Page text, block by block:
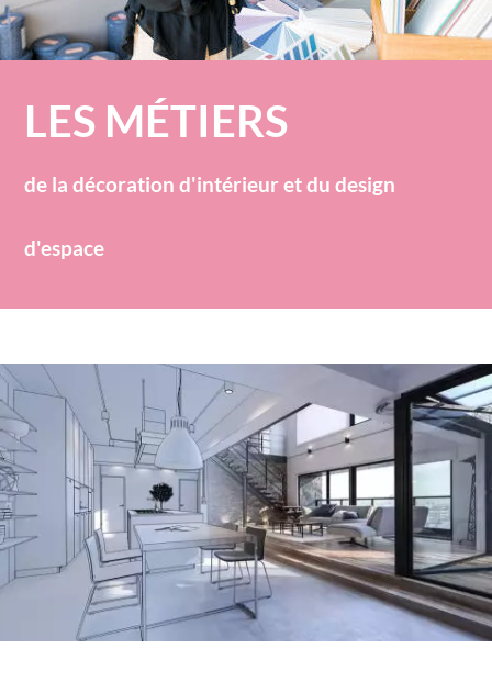
LES MÉTIERS
de la décoration d'intérieur et du design
d'espace